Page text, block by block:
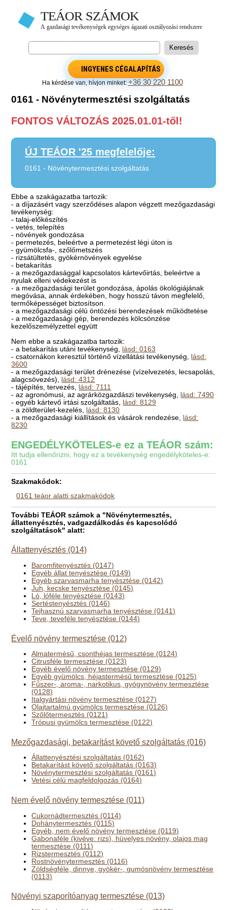
INGYENES CÉGALAPÍTÁS
Ha kérdése van, hívjon minket:+36 30 220 1100
0161 - Növénytermesztési szolgáltatás
FONTOS VÁLTOZÁS 2025.01.01-től!
ÚJ TEÁOR '25 megfelelője:
0161 - Növénytermesztési szolgáltatás
Ebbe a szakágazatba tartozik:
- a díjazásért vagy szerződéses alapon végzett mezőgazdasági
tevékenység:
- talaj-előkészítés
- vetés, telepítés
- növények gondozása
- permetezés, beleértve a permetezést légi úton is
- gyümölcsfa-, szőlőmetszés
- rizsátültetés, gyökérnövények egyelése
- betakarítás
- a mezőgazdasággal kapcsolatos kártevőirtás, beleértve a
nyulak elleni védekezést is
- a mezőgazdasági terület gondozása, ápolás ökológiájának
megóvása, annak érdekében, hogy hosszú távon megfelelő,
termőképességet biztosítson.
- a mezőgazdasági célú öntözési berendezések működtetése
- a mezőgazdasági gép, berendezés kölcsönzése
kezelőszemélyzettel együtt
Nem ebbe a szakágazatba tartozik:
- a betakarítás utáni tevékenység, lásd: 0163
- csatornákon keresztül történő vízellátási tevékenység, lásd:
3600
- a mezőgazdasági terület drénezése (vízelvezetés, lecsapolás,
alagcsövezés), lásd: 4312
- tájépítés, tervezés, lásd: 7111
- az agronómusi, az agrárközgazdászi tevékenység, lásd: 7490
- egyéb kártevő irtási szolgáltatás, lásd: 8129
- a zöldterület-kezelés, lásd: 8130
- a mezőgazdasági kiállítások és vásárok rendezése, lásd:
8230
ENGEDÉLYKÖTELES-e ez a TEÁOR szám:
Itt tudja ellenőrizni, hogy ez a tevékenység engedélyköteles-e:
0161
Szakmakódok:
0161 teáor alatti szakmakódok
További TEÁOR számok a "Növénytermesztés,
állattenyésztés, vadgazdálkodás és kapcsolódó
szolgáltatások" alatt:
Állattenyésztés (014)
Baromfitenyésztés (0147)
Egyéb állat tenyésztése (0149)
Egyéb szarvasmarha tenyésztése (0142)
Juh, kecske tenyésztése (0145)
Ló, lóféle tenyésztése (0143)
Sertéstenyésztés (0146)
Tejhasznú szarvasmarha tenyésztése (0141)
Teve, teveféle tenyésztése (0144)
Évelő növény termesztése (012)
Almatermésű, csonthéjas termesztése (0124)
Citrusféle termesztése (0123)
Egyéb évelő növény termesztése (0129)
Egyéb gyümölcs, héjastermésű termesztése (0125)
Fűszer-, aroma-, narkotikus, gyógynövény termesztése
(0128)
Italgyártási növény termesztése (0127)
Olajtartalmú gyümölcs termesztése (0126)
Szőlőtermesztés (0121)
Trópusi gyümölcs termesztése (0122)
Mezőgazdasági, betakarítást követő szolgáltatás (016)
Állattenyésztési szolgáltatás (0162)
Betakarítást követő szolgáltatás (0163)
Növénytermesztési szolgáltatás (0161)
Vetési célú magfeldolgozás (0164)
Nem évelő növény termesztése (011)
Cukornádtermesztés (0114)
Dohánytermesztés (0115)
Egyéb, nem évelő növény termesztése (0119)
Gabonaféle (kivéve: rizs), hüvelyes növény, olajos mag
termesztése (0111)
Rizstermesztés (0112)
Rostnövénytermesztés (0116)
Zöldségféle, dinnye, gyökér-, gumósnövény termesztése
(0113)
Növényi szaporítóanyag termesztése (013)